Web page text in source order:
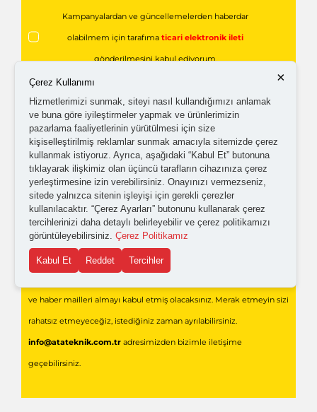
Kampanyalardan ve güncellemelerden haberdar
olabilmem için tarafımaticari elektronik ileti
gönderilmesini kabul ediyorum.
Kişisel verilerimin işlenmesine yönelikaydınlatma ve
açık rıza metni'ni okudum, onaylıyorum.
Gönder
ve haber mailleri almayı kabul etmiş olacaksınız. Merak etmeyin sizi
rahatsız etmeyeceğiz, istediğiniz zaman ayrılabilirsiniz.
info@atateknik.com.tradresimizden bizimle iletişime
geçebilirsiniz.
×
Çerez Kullanımı
Hizmetlerimizi sunmak, siteyi nasıl kullandığımızı anlamak
ve buna göre iyileştirmeler yapmak ve ürünlerimizin
pazarlama faaliyetlerinin yürütülmesi için size
kişiselleştirilmiş reklamlar sunmak amacıyla sitemizde çerez
kullanmak istiyoruz. Ayrıca, aşağıdaki “Kabul Et” butonuna
tıklayarak ilişkimiz olan üçüncü tarafların cihazınıza çerez
yerleştirmesine izin verebilirsiniz. Onayınızı vermezseniz,
sitede yalnızca sitenin işleyişi için gerekli çerezler
kullanılacaktır. “Çerez Ayarları” butonunu kullanarak çerez
tercihlerinizi daha detaylı belirleyebilir ve çerez politikamızı
görüntüleyebilirsiniz. Çerez Politikamız
Kabul Et Reddet Tercihler